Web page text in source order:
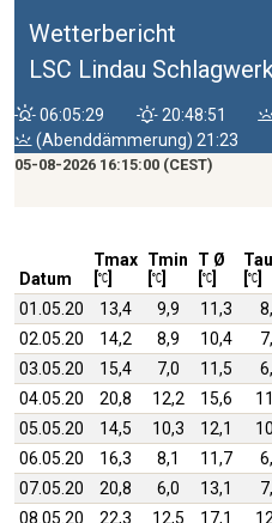
Wetterbericht
LSC Lindau
06:05:29 20:48:51
(Abenddämmerung) 21:23
05-08-2026 16:15:00 (CEST)
Datum
Tmax Tmin
T Ø
01.05.20 13,4 9,9 11,3
02.05.20
14,2 8,9 10,4
03.05.20
15,4 7,0 11,5
04.05.20
20,8 12,2 15,6
05.05.20
14,5 10,3 12,1
06.05.20
16,3 8,1 11,7
07.05.20
20,8 6,0 13,1
08.05.20
22,3 12,5 17,1